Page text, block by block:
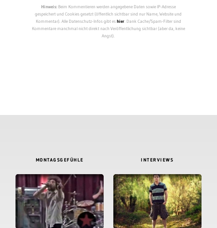
Hinweis:Beim Kommentieren werden angegebene Daten sowie IP-Adresse
gespeichert und Cookies gesetzt (öffentlich sichtbar sind nur Name, Website und
Kommentar). Alle Datenschutz-Infos gibt eshier. Dank Cache/Spam-Filter sind
Kommentare manchmal nicht direkt nach Veröffentlichung sichtbar (aber da, keine
Angst).
MONTAGSGEFÜHLE INTERVIEWS